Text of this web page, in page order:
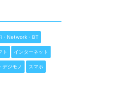
・Network・BT
ト インターネット
デジモノ スマホ